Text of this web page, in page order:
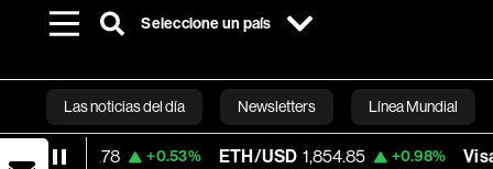
Seleccione un país
Las noticias del día Newsletters Línea Mundial
Bloomberg
+0.53% ETH/USD 1,854.85 +0.98% Visa 366.13